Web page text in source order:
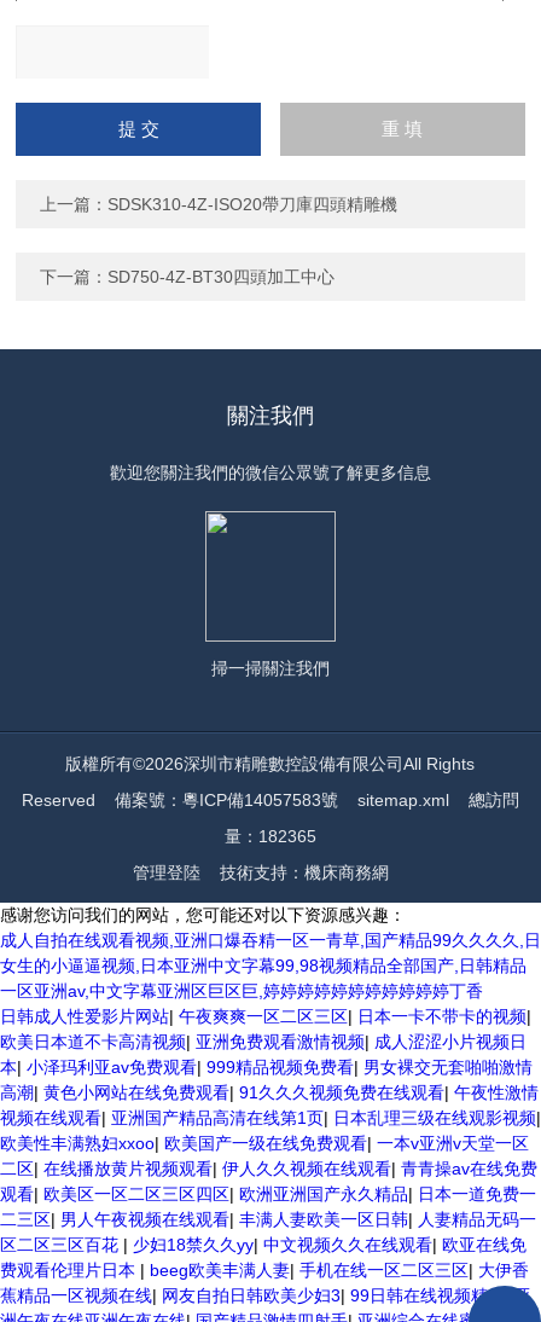
上一篇： SDSK310-4Z-ISO20帶刀庫四頭精雕機
下一篇： SD750-4Z-BT30四頭加工中心
關注我們
歡迎您關注我們的微信公眾號了解更多信息
掃一掃關注我們
版權所有©2026深圳市精雕數控設備有限公司All Rights
Reserved 備案號：粵ICP備14057583號 sitemap.xml總訪問
量：182365
管理登陸技術支持： 機床商務網
感谢您访问我们的网站，您可能还对以下资源感兴趣：
成人自拍在线观看视频,亚洲口爆吞精一区一青草,国产精品99久久久久,日
女生的小逼逼视频,日本亚洲中文字幕99,98视频精品全部国产,日韩精品
一区亚洲av,中文字幕亚洲区巨区巨,婷婷婷婷婷婷婷婷婷婷婷丁香
日韩成人性爱影片网站| 午夜爽爽一区二区三区| 日本一卡不带卡的视频|
欧美日本道不卡高清视频| 亚洲免费观看激情视频| 成人涩涩小片视频日
本| 小泽玛利亚av免费观看| 999精品视频免费看| 男女裸交无套啪啪激情
高潮| 黄色小网站在线免费观看| 91久久久视频免费在线观看| 午夜性激情
视频在线观看| 亚洲国产精品高清在线第1页| 日本乱理三级在线观影视频|
欧美性丰满熟妇xxoo| 欧美国产一级在线免费观看| 一本v亚洲v天堂一区
二区| 在线播放黄片视频观看| 伊人久久视频在线观看| 青青操av在线免费
观看| 欧美区一区二区三区四区| 欧洲亚洲国产永久精品| 日本一道免费一
二三区| 男人午夜视频在线观看| 丰满人妻欧美一区日韩| 人妻精品无码一
区二区三区百花 | 少妇18禁久久yy| 中文视频久久在线观看| 欧亚在线免
费观看伦理片日本 | beeg欧美丰满人妻| 手机在线一区二区三区| 大伊香
蕉精品一区视频在线| 网友自拍日韩欧美少妇3| 99日韩在线视频精品
亚